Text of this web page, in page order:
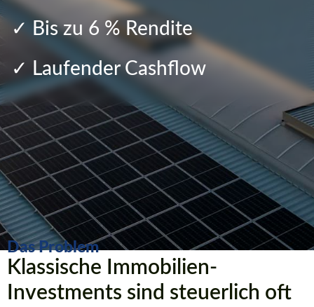
✓ Bis zu 6 % Rendite
✓ Laufender Cashflow
Das Problem
Klassische Immobilien-
Investments sind steuerlich oft